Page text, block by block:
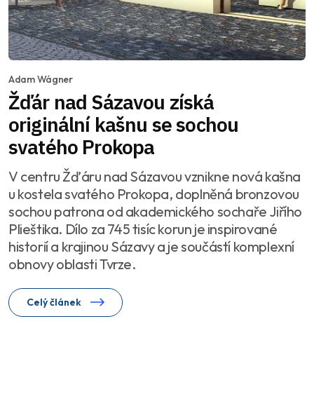
Adam Wágner
Žďár nad Sázavou získá
originální kašnu se sochou
svatého Prokopa
V centru Žďáru nad Sázavou vznikne nová kašna
u kostela svatého Prokopa, doplněná bronzovou
sochou patrona od akademického sochaře Jiřího
Plieštika. Dílo za 745 tisíc korun je inspirované
historií a krajinou Sázavy a je součástí komplexní
obnovy oblasti Tvrze.
Celý článek